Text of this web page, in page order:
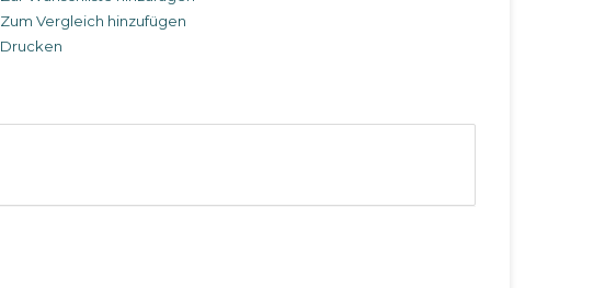
Zum Vergleich hinzufügen
Drucken